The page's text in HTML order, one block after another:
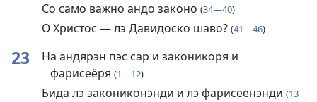
Со само важно андо законо (34—40)
О Христос — лэ Давидоско шаво? (41—46)
23
На андярэн пэс сар и законикоря и
фарисеёря (1—12)
Бида лэ закониконэнди и лэ фарисеёнэнди (13